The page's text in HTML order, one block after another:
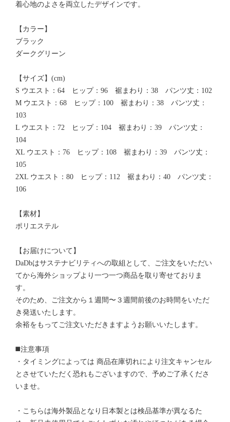
着心地のよさを両立したデザインです。
【カラー】
ブラック
ダークグリーン
【サイズ】(cm)
S ウエスト：64 ヒップ：96 裾まわり：38 パンツ丈：102
M ウエスト：68 ヒップ：100 裾まわり：38 パンツ丈：
103
L ウエスト：72 ヒップ：104 裾まわり：39 パンツ丈：
104
XL ウエスト：76 ヒップ：108 裾まわり：39 パンツ丈：
105
2XL ウエスト：80 ヒップ：112 裾まわり：40 パンツ丈：
106
【素材】
ポリエステル
【お届けについて】
DaDbはサステナビリティへの取組として、ご注文をいただい
てから海外ショップより一つ一つ商品を取り寄せておりま
す。
そのため、ご注文から１週間〜３週間前後のお時間をいただ
き発送いたします。
余裕をもってご注文いただきますようお願いいたします。
◼️注意事項
・タイミングによっては 商品在庫切れにより注文キャンセル
とさせていただく恐れもございますので、予めご了承くださ
いませ。
・こちらは海外製品となり日本製とは検品基準が異なるた